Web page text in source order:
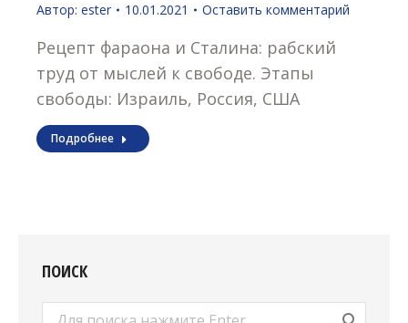
Автор: ester 10.01.2021 Оставить комментарий
Рецепт фараона и Сталина: рабский
труд от мыслей к свободе. Этапы
свободы: Израиль, Россия, США
Подробнее
ПОИСК
Поиск: